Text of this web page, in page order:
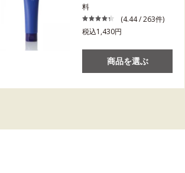
料
(4.44 / 263件)
税込1,430円
商品を選ぶ